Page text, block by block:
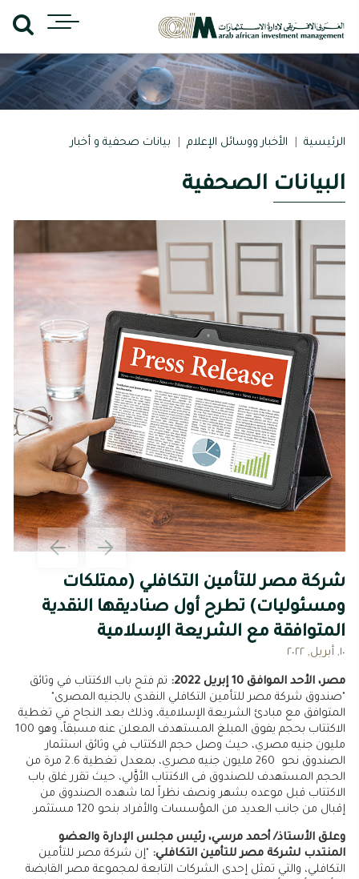
الرئيسية الأخبار ووسائل الإعلام بيانات صحفية و أخبار
البيانات الصحفية
شركة مصر للتأمين التكافلي (ممتلكات
ومسئوليات) تطرح أول صناديقها النقدية
المتوافقة مع الشريعة الإسلامية
١٠, أبريل, ٢٠٢٢
مصر، الأحد الموافق 10 إبريل 2022:
تم فتح باب الاكتتاب في وثائق
"صندوق شركة مصر للتأمين التكافلي النقدى بالجنيه المصرى"
المتوافق مع مبادئ الشريعة الإسلامية، وذلك بعد النجاح في تغطية
الاكتتاب بحجم يفوق المبلغ المستهدف المعلن عنه مسبقاً، وهو 100
مليون جنيه مصري، حيث وصل حجم الاكتتاب في وثائق استثمار
الصندوق نحو 260 مليون جنيه مصري، بمعدل تغطية 2.6 مرة من
الحجم المستهدف للصندوق فى الاكتتاب الأوَّلي، حيث تقرر غلق باب
الاكتتاب قبل موعده بشهر ونصف نظراً لما شهده الصندوق من
إقبال من جانب العديد من المؤسسات والأفراد بنحو 120 مستثمر.
وعلق الأستاذ/ أحمد مرسي، رئيس مجلس الإدارة والعضو
المنتدب لشركة مصر للتأمين التكافلي: "إن شركة مصر للتأمين
التكافلي، والتي تمثل إحدى الشركات التابعة لمجموعة مصر القابضة